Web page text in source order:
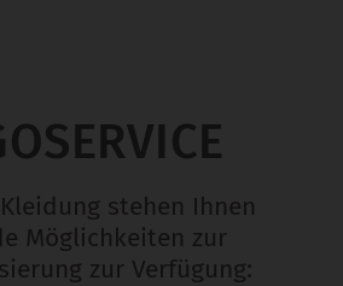
stehen Ihnen
Möglichkeiten zur
zur Verfügung: